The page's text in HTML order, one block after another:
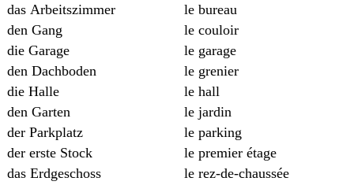
das Arbeitszimmer
le bureau
den Gang
le couloir
die Garage
le garage
den Dachboden
le grenier
die Halle
le hall
den Garten
le jardin
der Parkplatz
le parking
der erste Stock
le premier étage
das Erdgeschoss
le rez-de-chaussée